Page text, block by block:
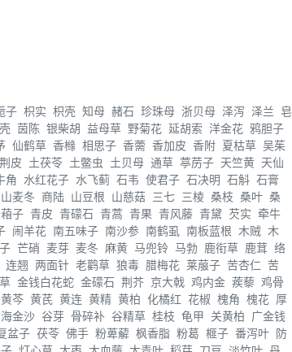
子 枳实 枳壳 知母 赭石 珍珠母 浙贝母 泽泻 泽兰 皂
茵陈 银柴胡 益母草 野菊花 延胡索 洋金花 鸦胆子
仙鹤草 香橼 相思子 香薷 香加皮 香附 夏枯草 吴茱
皮 土茯苓 土鳖虫 土贝母 通草 葶苈子 天竺黄 天仙
角 水红花子 水飞蓟 石韦 使君子 石决明 石斛 石膏
山麦冬 商陆 山豆根 山慈菇 三七 三棱 桑枝 桑叶 桑
子 青皮 青礞石 青蒿 青果 青风藤 青黛 芡实 牵牛
闹羊花 南五味子 南沙参 南鹤虱 南板蓝根 木贼 木
芒硝 麦芽 麦冬 麻黄 马兜铃 马勃 鹿衔草 鹿茸 络
连翘 两面针 老鹳草 狼毒 腊梅花 莱菔子 苦杏仁 苦
金钱白花蛇 金礞石 荆芥 京大戟 鸡内金 蒺藜 鸡骨
黄芩 黄芪 黄连 黄精 黄柏 化橘红 花椒 槐角 槐花 厚
海金沙 谷芽 骨碎补 谷精草 桂枝 龟甲 关黄柏 广金钱
盆子 茯苓 佛手 粉萆薢 枫香脂 粉葛 榧子 番泻叶 防